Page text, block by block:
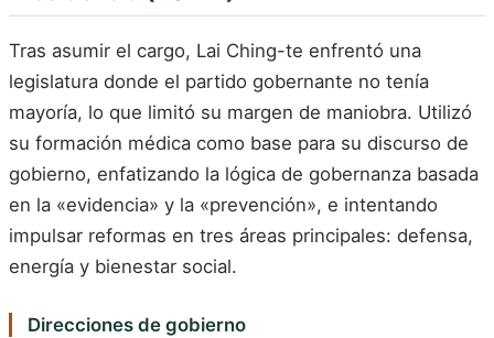
Tras asumir el cargo, Lai Ching-te enfrentó una
legislatura donde el partido gobernante no tenía
mayoría, lo que limitó su margen de maniobra. Utilizó
su formación médica como base para su discurso de
gobierno, enfatizando la lógica de gobernanza basada
en la «evidencia» y la «prevención», e intentando
impulsar reformas en tres áreas principales: defensa,
energía y bienestar social.
Direcciones de gobierno